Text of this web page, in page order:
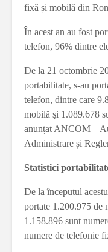
fixă și mobilă din
În acest an au fost
telefon, 96% dintre
De la 21 octombrie
portabilitate, s-au
telefon, dintre care
mobilă şi 1.089.678
anunțat ANCOM –
Administrare și
Statistici
De la începutul
portate 1.200.975 de
1.158.896 sunt
numere de telefonie